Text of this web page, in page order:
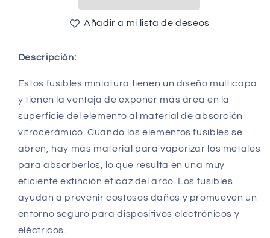
Fuse
Añadir a mi lista de deseos
Descripción:
Estos fusibles miniatura tienen un diseño multicapa
y tienen la ventaja de exponer más área en la
superficie del elemento al material de absorción
vitrocerámico. Cuando los elementos fusibles se
abren, hay más material para vaporizar los metales
para absorberlos, lo que resulta en una muy
eficiente extinción eficaz del arco. Los fusibles
ayudan a prevenir costosos daños y promueven un
entorno seguro para dispositivos electrónicos y
eléctricos.